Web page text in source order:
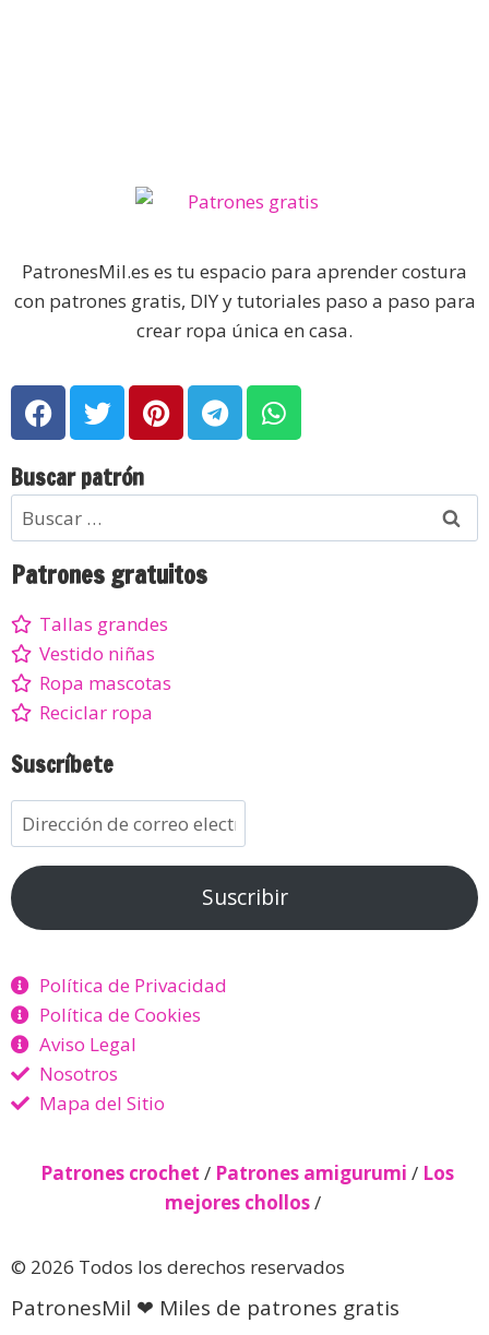
PatronesMil.es es tu espacio para aprender costura
con patrones gratis, DIY y tutoriales paso a paso para
crear ropa única en casa.
Buscar patrón
Patrones gratuitos
Tallas grandes
Vestido niñas
Ropa mascotas
Reciclar ropa
Suscríbete
Suscribir
Política de Privacidad
Política de Cookies
Aviso Legal
Nosotros
Mapa del Sitio
Patrones crochet / Patrones amigurumi / Los
mejores chollos/
© 2026 Todos los derechos reservados
PatronesMil ❤ Miles de patrones gratis